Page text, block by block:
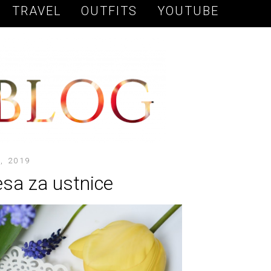
TRAVEL OUTFITS YOUTUBE
2019
za ustnice